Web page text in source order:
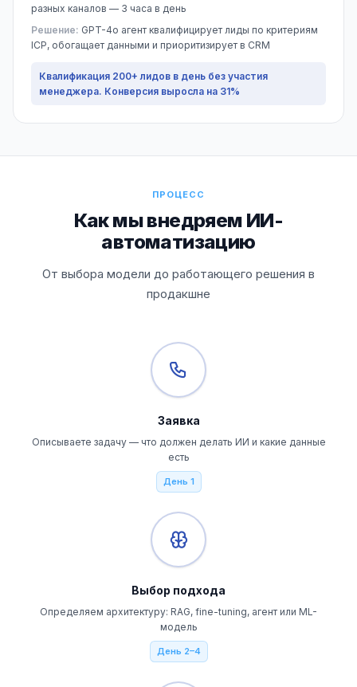
разных каналов — 3 часа в день
Решение: GPT-4o агент квалифицирует лиды по критериям
ICP, обогащает данными и приоритизирует в CRM
Квалификация 200+ лидов в день без участия
менеджера. Конверсия выросла на 31%
ПРОЦЕСС
Как мы внедряем ИИ-
автоматизацию
От выбора модели до работающего решения в
продакшне
Заявка
Описываете задачу — что должен делать ИИ и какие данные
есть
День 1
Выбор подхода
Определяем архитектуру: RAG, fine-tuning, агент или ML-
модель
День 2–4